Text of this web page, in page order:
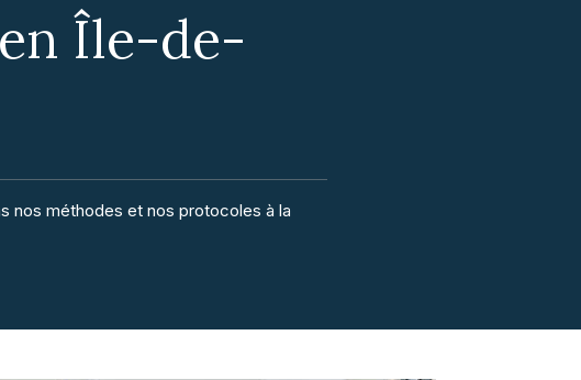
Île-de-
nos méthodes et nos protocoles à la